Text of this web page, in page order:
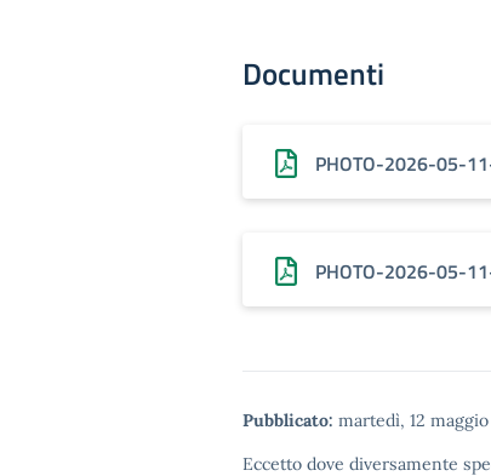
Documenti
PHOTO-2026-05-
PHOTO-2026-05-
Pubblicato: martedì, 12
Eccetto dove diversamente